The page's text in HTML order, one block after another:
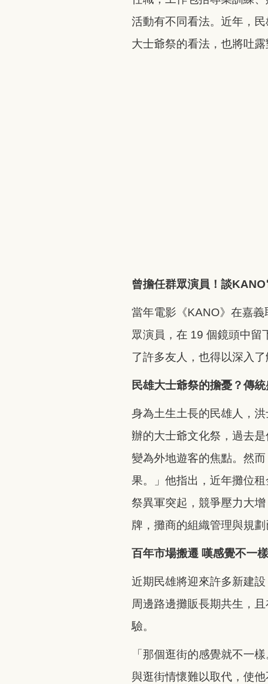
活動有不同看法。近年，
大士爺祭的看法，也將吐
曾擔任群眾演員！談
當年電影《KANO》在嘉
眾演員，在 19 個鏡頭中留
了許多友人，也得以深入
民雄大士爺祭的擔憂？傳
身為土生土長的民雄人，
辦的大士爺文化祭，過去
變為外地遊客的焦點。然
果。」他指出，近年攤位
祭異軍突起，競爭壓力大
牌，攤商的組織管理與規劃
百年市場搬遷 嘆感覺不一樣
近期民雄將迎來許多新建
周邊路邊攤販長期共生，
驗。
「那個逛街的感覺就不一
與逛街情懷難以取代，使